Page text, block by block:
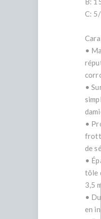
C:
•
•
•
de
•
tôle
3,5
•
en